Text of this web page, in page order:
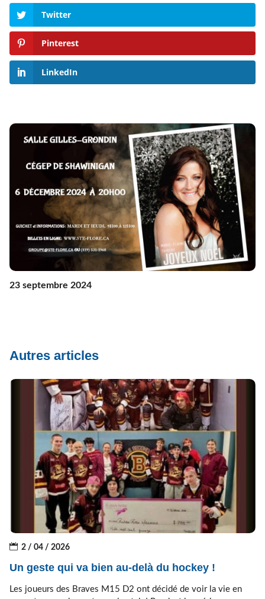
Twitter
Pinterest
LinkedIn
23 septembre 2024
Autres articles
2 / 04 / 2026
Un geste qui va bien au-delà du hockey !
Les joueurs des Braves M15 D2 ont décidé de voir la vie en